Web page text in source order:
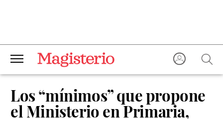
Los “mínimos” que propone
el Ministerio en Primaria,